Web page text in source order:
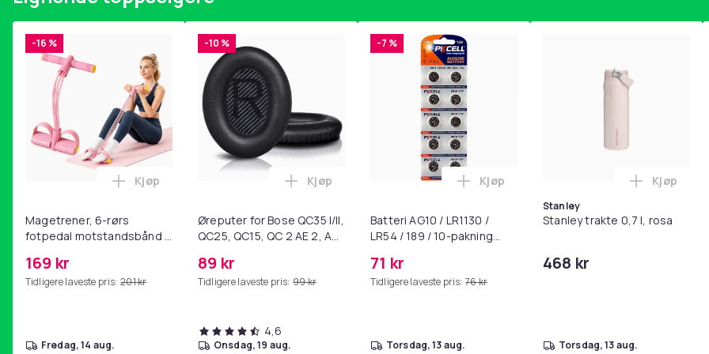
Farge
MultiColor
Vekt, gram
Artikkel nr.
087ea00f-584f-5938-a0f4-f6afe7a22c80
Produktsikkerhetsinformasjon
-16 %
Magetrener, 6-rørs
fotpedal motstandsbånd -
yoga og
hjemmegymnastikk Pink
169 kr
Tidligere laveste pris: 201 kr
Legg Magetrener, 6-rørs fotpedal motstandsbånd - mage- og kjernetrening, yoga og
Kjøp
fredag, 14 aug.
-10 %
Øreputer for Bose QC35 I/II,
QC25, QC15, QC 2 AE 2, AE
SoundLink Black
89 kr
Tidligere laveste pris: 99 kr
Legg Øreputer for Bose QC35 I/II, QC25, QC15, QC 2 AE 2, AE 2i, AE 2w,
Kjøp
4,6
onsdag, 19 aug.
-7 %
Batteri AG10 / LR1130 /
LR54 / 189 / 10-pakning
71 kr
Tidligere laveste pris: 76 kr
Legg Batteri AG10 / LR1130 / LR54 / 189
Kjøp
torsdag, 13 aug.
Stanley
Stanley trakte 0,7 l, rosa
468 kr
Legg
Kjøp
torsdag, 13 aug.